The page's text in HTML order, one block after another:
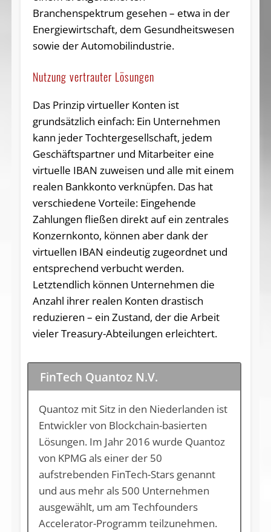
Branchenspektrum gesehen – etwa in der
Energiewirtschaft, dem Gesundheitswesen
sowie der Automobilindustrie.
Nutzung vertrauter Lösungen
Das Prinzip virtueller Konten ist
grundsätzlich einfach: Ein Unternehmen
kann jeder Tochtergesellschaft, jedem
Geschäftspartner und Mitarbeiter eine
virtuelle IBAN zuweisen und alle mit einem
realen Bankkonto verknüpfen. Das hat
verschiedene Vorteile: Eingehende
Zahlungen fließen direkt auf ein zentrales
Konzernkonto, können aber dank der
virtuellen IBAN eindeutig zugeordnet und
entsprechend verbucht werden.
Letztendlich können Unternehmen die
Anzahl ihrer realen Konten drastisch
reduzieren – ein Zustand, der die Arbeit
vieler Treasury-Abteilungen erleichtert.
FinTech Quantoz N.V.
Quantoz mit Sitz in den Niederlanden ist
Entwickler von Blockchain-basierten
Lösungen. Im Jahr 2016 wurde Quantoz
von KPMG als einer der 50
aufstrebenden FinTech-Stars genannt
und aus mehr als 500 Unternehmen
ausgewählt, um am Techfounders
Accelerator-Programm teilzunehmen.